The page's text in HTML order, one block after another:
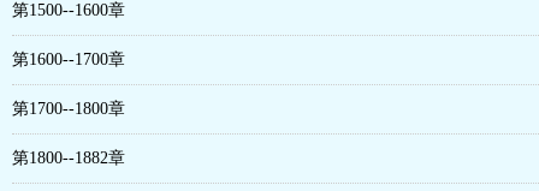
第1500--1600章
第1600--1700章
第1700--1800章
第1800--1882章